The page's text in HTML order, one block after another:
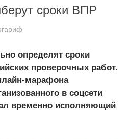
сроки ВПР
определят сроки
проверочных работ.
марафона
в соцсети
временно исполняющий